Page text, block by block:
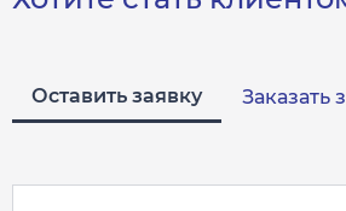
Оставить заявку Заказать